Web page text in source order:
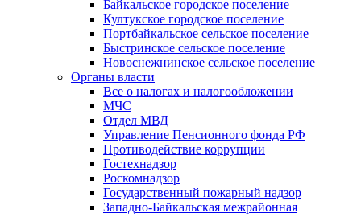
Байкальское городское поселение
Култукское городское поселение
Портбайкальское сельское поселение
Быстринское сельское поселение
Новоснежнинское сельское поселение
Органы власти
Все о налогах и налогообложении
МЧС
Отдел МВД
Управление Пенсионного фонда РФ
Противодействие коррупции
Гостехнадзор
Роскомнадзор
Государственный пожарный надзор
Западно-Байкальская межрайонная